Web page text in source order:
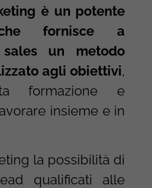
è un potente
fornisce a
un metodo
agli obiettivi,
formazione e
insieme e in
la possibilità di
qualificati alle